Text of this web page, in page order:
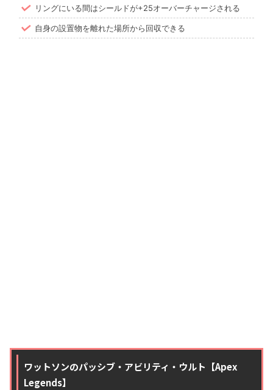
リングにいる間はシールドが+25オーバーチャージされる
自身の設置物を離れた場所から回収できる
ワットソンのパッシブ・アビリティ・ウルト【Apex
Legends】